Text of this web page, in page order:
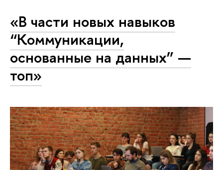
«В части новых навыков
“Коммуникации,
основанные на данных” —
топ»